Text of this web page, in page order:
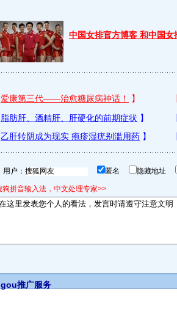
中国女排官方博客 和中国女
用户： 匿名 隐藏地址
狗拼音输入法，中文处理专家>>
推广服务